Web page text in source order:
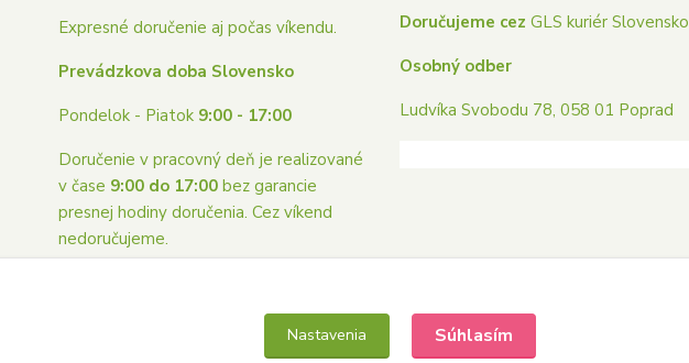
Expresné doručenie aj počas víkendu.
Prevádzkova doba Slovensko
Pondelok - Piatok 9:00 - 17:00
Doručenie v pracovný deň je realizované
v čase 9:00 do 17:00 bez garancie
presnej hodiny doručenia. Cez víkend
nedoručujeme.
Doručujeme cez GLS kuriér Slovensko
Osobný odber
Ludvíka Svobodu 78, 058 01 Poprad
Nastavenia Súhlasím